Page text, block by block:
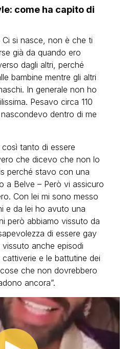
come ha capito di
Ci si nasce, non è che ti
già da quando ero
dagli altri, perché
bambine mentre gli altri
In generale non ho
Pesavo circa 110
dentro di me
tanto di essere
che dicevo che non lo
perché stavo con una
a Belve – Però vi assicuro
Con lei mi sono messo
e da lei ho avuto una
però abbiamo vissuto da
di essere gay
anche episodi
cattiverie e le battutine dei
che non dovrebbero
ancora”.